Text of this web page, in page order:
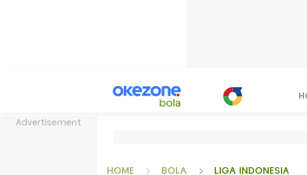
Advertisement
HOME BOLA LIGA INDONESIA